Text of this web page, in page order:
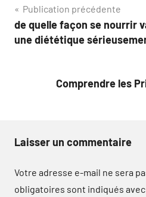
Navigation
de
Publication précédente
de quelle façon se nourrir
une diététique
Comprendre les
Laisser un commentaire
Votre adresse e-mail ne sera
obligatoires sont indiqués avec